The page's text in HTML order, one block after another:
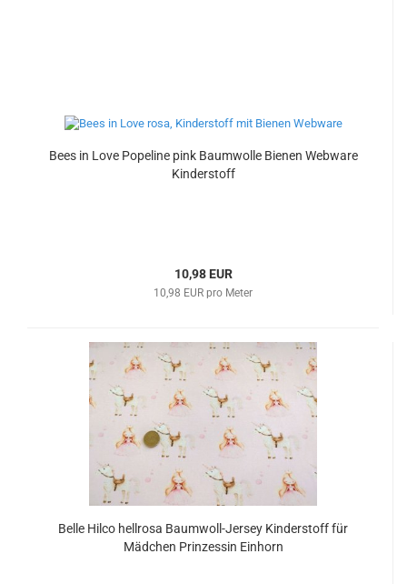
Bees in Love Popeline pink Baumwolle Bienen Webware
Kinderstoff
10,98 EUR
10,98 EUR pro Meter
Belle Hilco hellrosa Baumwoll-Jersey Kinderstoff für
Mädchen Prinzessin Einhorn